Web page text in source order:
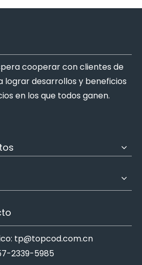
cooperar con clientes de
lograr desarrollos y beneficios
en los que todos ganen.
tp@topcod.com.cn
2339-5985